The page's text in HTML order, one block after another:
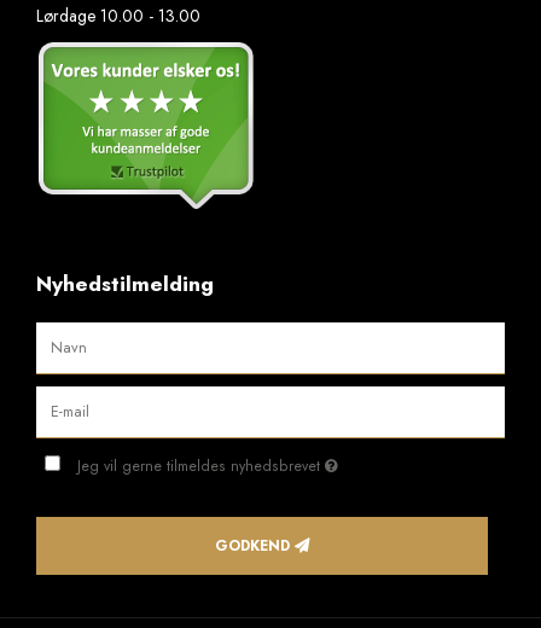
Lørdage 10.00 - 13.00
Nyhedstilmelding
Jeg vil gerne tilmeldes nyhedsbrevet
GODKEND